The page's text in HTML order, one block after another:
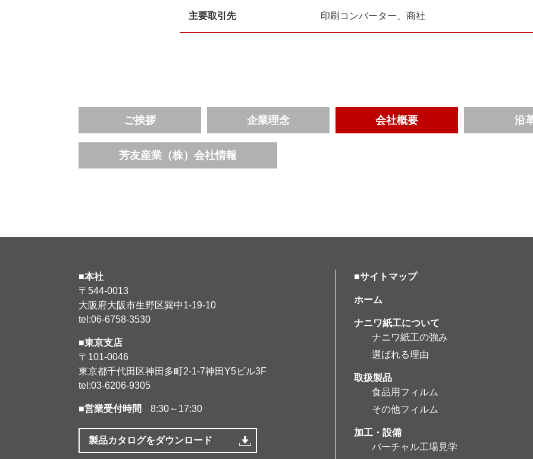
主要取引先 印刷コンバーター、商社
ご挨拶 企業理念 会社概要 沿
芳友産業（株）会社情報
■本社
〒544-0013
大阪府大阪市生野区巽中1-19-10
tel:06-6758-3530
■東京支店
〒101-0046
東京都千代田区神田多町2-1-7神田Y5ビル3F
tel:03-6206-9305
■営業受付時間 8:30～17:30
製品カタログをダウンロード
■サイトマップ
ホーム
ナニワ紙工について
ナニワ紙工の強み
選ばれる理由
取扱製品
食品用フィルム
その他フィルム
加工・設備
バーチャル工場見学